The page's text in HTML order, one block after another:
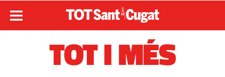
TOT I MÉS